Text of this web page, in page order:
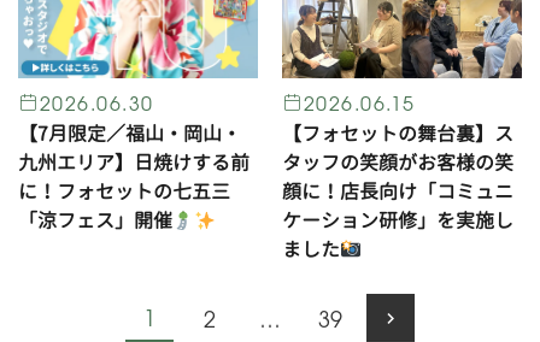
2026.06.30
【7月限定／福山・岡山・
九州エリア】日焼けする前
に！フォセットの七五三
「涼フェス」開催
2026.06.15
【フォセットの舞台裏】ス
タッフの笑顔がお客様の笑
顔に！店長向け「コミュニ
ケーション研修」を実施し
ました
1 2 … 39